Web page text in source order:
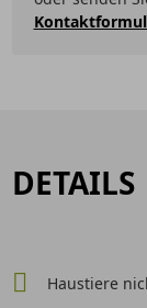
DETAILS
Haustiere